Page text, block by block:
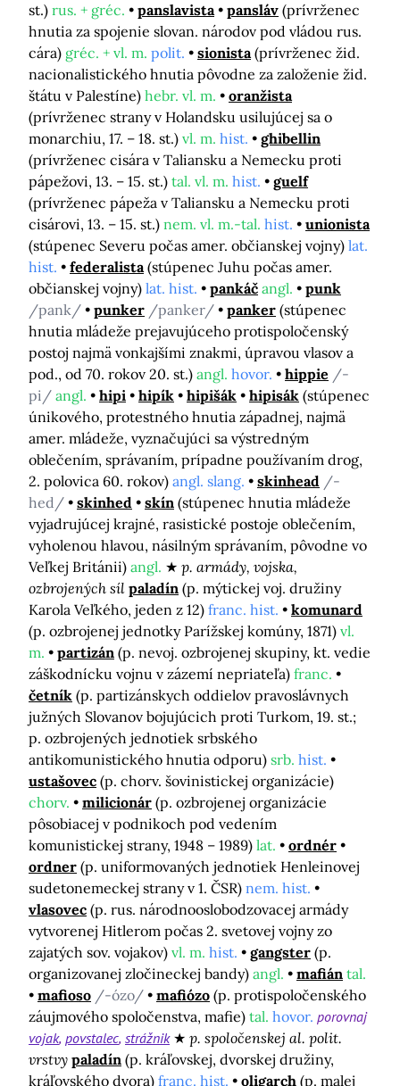
st.) rus. + gréc. panslavista pansláv (prívrženec
hnutia za spojenie slovan. národov pod vládou rus.
cára) gréc. + vl. m. polit. sionista (prívrženec žid.
nacionalistického hnutia pôvodne za založenie žid.
štátu v Palestíne) hebr. vl. m.
oranžista
(prívrženec strany v Holandsku usilujúcej sa o
monarchiu, 17. – 18. st.) vl. m. hist.
ghibellin
(prívrženec cisára v Taliansku a Nemecku proti
pápežovi, 13. – 15. st.) tal. vl. m. hist.
guelf
(prívrženec pápeža v Taliansku a Nemecku proti
cisárovi, 13. – 15. st.) nem. vl. m.-tal. hist.
unionista
(stúpenec Severu počas amer. občianskej vojny) lat.
hist.
federalista (stúpenec Juhu počas amer.
občianskej vojny) lat. hist. pankáč angl.
punk
/pank/
punker /panker/ panker (stúpenec
hnutia mládeže prejavujúceho protispoločenský
postoj najmä vonkajšími znakmi, úpravou vlasov a
pod., od 70. rokov 20. st.) angl. hovor. hippie /-
pi/ angl. hipi hipík hipišák hipisák (stúpenec
únikového, protestného hnutia západnej, najmä
amer. mládeže, vyznačujúci sa výstredným
oblečením, správaním, prípadne používaním drog,
2. polovica 60. rokov) angl. slang. skinhead /-
hed/
skinhed skín (stúpenec hnutia mládeže
vyjadrujúcej krajné, rasistické postoje oblečením,
vyholenou hlavou, násilným správaním, pôvodne vo
Veľkej Británii) angl.
p. armády, vojska,
ozbrojených síl paladín (p. mýtickej voj. družiny
Karola Veľkého, jeden z 12) franc. hist.
komunard
(p. ozbrojenej jednotky Parížskej komúny, 1871) vl.
m.
partizán (p. nevoj. ozbrojenej skupiny, kt. vedie
záškodnícku vojnu v zázemí nepriateľa) franc.
četník (p. partizánskych oddielov pravoslávnych
južných Slovanov bojujúcich proti Turkom, 19. st.;
p. ozbrojených jednotiek srbského
antikomunistického hnutia odporu) srb. hist.
ustašovec (p. chorv. šovinistickej organizácie)
chorv.
milicionár (p. ozbrojenej organizácie
pôsobiacej v podnikoch pod vedením
komunistickej strany, 1948 – 1989) lat.
ordnér
ordner (p. uniformovaných jednotiek Henleinovej
sudetonemeckej strany v 1. ČSR) nem. hist.
vlasovec (p. rus. národnooslobodzovacej armády
vytvorenej Hitlerom počas 2. svetovej vojny zo
zajatých sov. vojakov) vl. m. hist. gangster (p.
organizovanej zločineckej bandy) angl. mafián tal.
mafioso /-ózo/ mafiózo (p. protispoločenského
záujmového spoločenstva, mafie) tal. hovor. porovnaj
vojak povstalec strážnik
p. spoločenskej al. polit.
vrstvy paladín (p. kráľovskej, dvorskej družiny,
kráľovského dvora) franc. hist. oligarch (p. malej